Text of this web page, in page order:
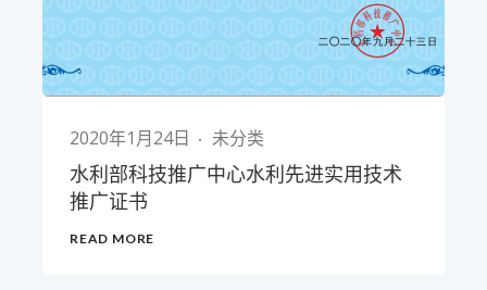
2020年1月24日
未分类
水利部科技推广中心水利先进实用技术
推广证书
READ MORE